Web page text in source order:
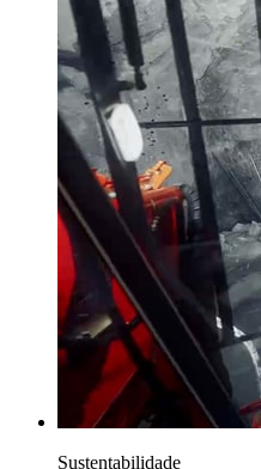
Sustentabilidade